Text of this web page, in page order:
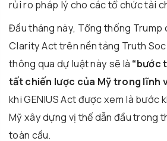
rủi ro pháp lý cho các tổ chức tài
Đầu tháng này, Tổng thống Trump
Clarity Act trên nền tảng Truth
thông qua dự luật này sẽ là “bước
tất chiến lược của Mỹ trong lĩnh
khiGENIUS Actđược xem là bước
Mỹ xây dựng vị thế dẫn đầu trong
toàn cầu.